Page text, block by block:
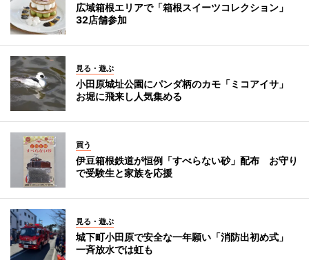
広域箱根エリアで「箱根スイーツコレクション」
32店舗参加
見る・遊ぶ
小田原城址公園にパンダ柄のカモ「ミコアイサ」
お堀に飛来し人気集める
買う
伊豆箱根鉄道が恒例「すべらない砂」配布 お守り
で受験生と家族を応援
見る・遊ぶ
城下町小田原で安全な一年願い「消防出初め式」
一斉放水では虹も